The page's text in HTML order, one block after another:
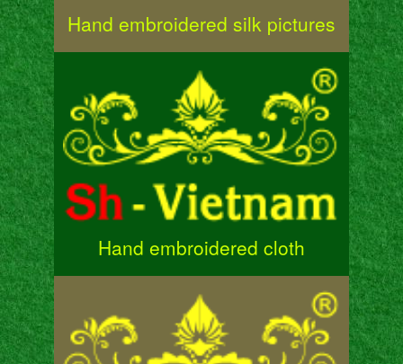
Hand embroidered silk pictures
Hand embroidered cloth